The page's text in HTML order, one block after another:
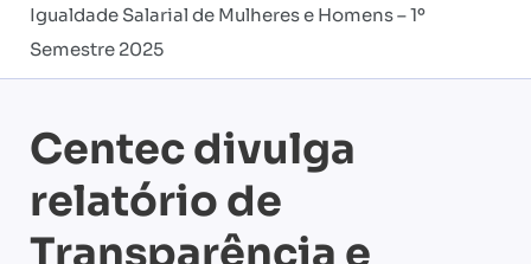
Igualdade Salarial de Mulheres e Homens – 1º
Semestre 2025
Centec divulga
relatório de
Transparência e